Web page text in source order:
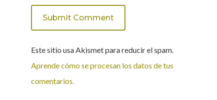
Este sitio usa Akismet para reducir el spam.
Aprende cómo se procesan los datos de tus
comentarios.